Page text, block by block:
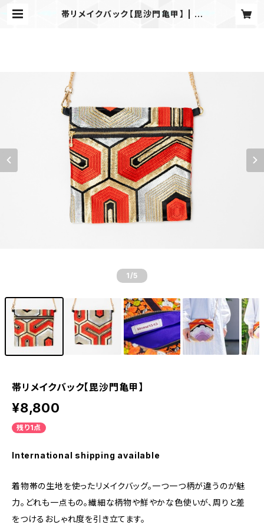
帯リメイクバック【毘沙門亀甲】 | ki
1 /5
帯リメイクバック【毘沙門亀甲】
¥8,800
残り1点
International shipping available
着物帯の生地を使ったリメイクバッグ。一つ一つ柄が違うのが魅
力。どれも一点もの。繊細な柄物や鮮やかな色使いが、周りと差
をつけるおしゃれ度を引き立てます。